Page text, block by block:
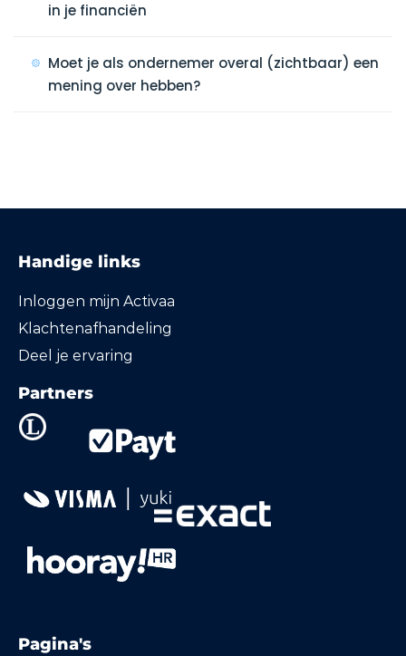
in je financiën
Moet je als ondernemer overal (zichtbaar) een
mening over hebben?
Handige links
Inloggen mijn Activaa
Klachtenafhandeling
Deel je ervaring
Partners
Pagina's